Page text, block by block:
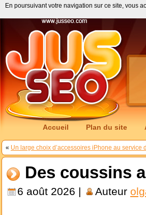
Accueil Plan du site
« Un large choix d’accessoires iPhone au service
Des coussins
6 août 2026 | Auteur
En poursuivant votre navigation sur ce site, vous